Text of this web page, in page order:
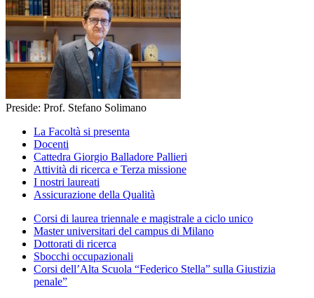
Preside: Prof. Stefano Solimano
La Facoltà si presenta
Docenti
Cattedra Giorgio Balladore Pallieri
Attività di ricerca e Terza missione
I nostri laureati
Assicurazione della Qualità
Corsi di laurea triennale e magistrale a ciclo unico
Master universitari del campus di Milano
Dottorati di ricerca
Sbocchi occupazionali
Corsi dell’Alta Scuola “Federico Stella” sulla Giustizia
penale”